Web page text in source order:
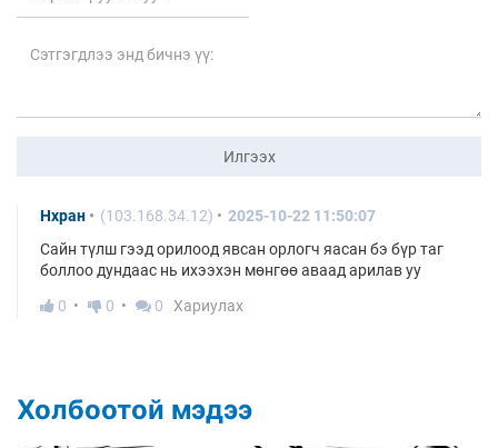
Илгээх
Нхран (103.168.34.12)
2025-10-22 11:50:07
Сайн түлш гээд орилоод явсан орлогч яасан бэ бүр таг
боллоо дундаас нь ихээхэн мөнгөө аваад арилав уу
0
0 0 Хариулах
Холбоотой мэдээ